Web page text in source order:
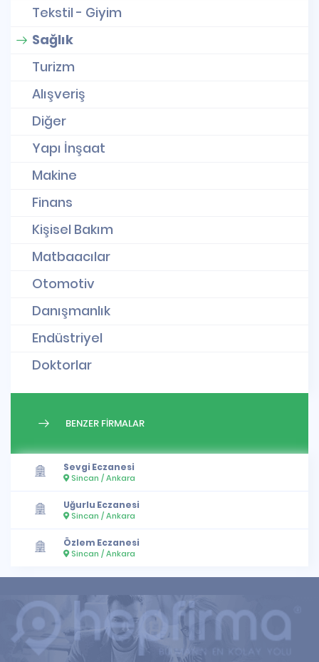
Tekstil - Giyim
Sağlık
Turizm
Alışveriş
Diğer
Yapı İnşaat
Makine
Finans
Kişisel Bakım
Matbaacılar
Otomotiv
Danışmanlık
Endüstriyel
Doktorlar
BENZER FİRMALAR
Sevgi Eczanesi
Sincan / Ankara
Uğurlu Eczanesi
Sincan / Ankara
Özlem Eczanesi
Sincan / Ankara